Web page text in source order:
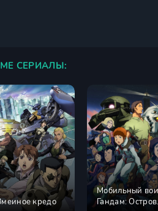
СЕРИАЛЫ:
кредо
Мобильный
Гандам: Остров